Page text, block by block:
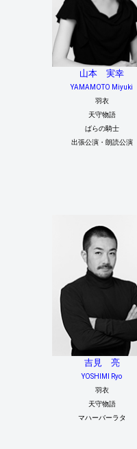
山本 実幸
YAMAMOTO Miyuki
羽衣
天守物語
ばらの騎士
出張公演・朗読公演
吉見 亮
YOSHIMI Ryo
羽衣
天守物語
マハーバーラタ